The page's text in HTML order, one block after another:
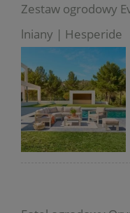
Zestaw ogrodowy
lniany | Hesperide